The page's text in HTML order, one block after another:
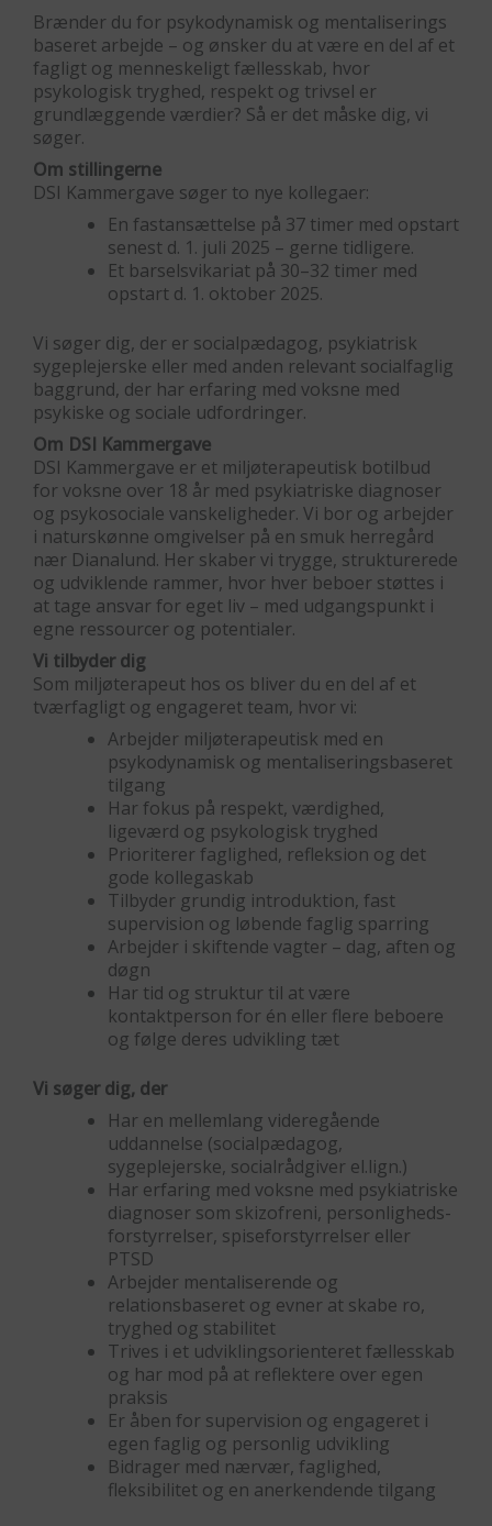
Brænder du for psykodynamisk og mentaliserings
baseret arbejde – og ønsker du at være en del af et
fagligt og menneskeligt fællesskab, hvor
psykologisk tryghed, respekt og trivsel er
grundlæggende værdier? Så er det måske dig, vi
søger.
Om stillingerne
DSI Kammergave søger to nye kollegaer:
En fastansættelse på 37 timer med opstart
senest d. 1. juli 2025 – gerne tidligere.
Et barselsvikariat på 30–32 timer med
opstart d. 1. oktober 2025.
Vi søger dig, der er socialpædagog, psykiatrisk
sygeplejerske eller med anden relevant socialfaglig
baggrund, der har erfaring med voksne med
psykiske og sociale udfordringer.
Om DSI Kammergave
DSI Kammergave er et miljøterapeutisk botilbud
for voksne over 18 år med psykiatriske diagnoser
og psykosociale vanskeligheder. Vi bor og arbejder
i naturskønne omgivelser på en smuk herregård
nær Dianalund. Her skaber vi trygge, strukturerede
og udviklende rammer, hvor hver beboer støttes i
at tage ansvar for eget liv – med udgangspunkt i
egne ressourcer og potentialer.
Vi tilbyder dig
Som miljøterapeut hos os bliver du en del af et
tværfagligt og engageret team, hvor vi:
Arbejder miljøterapeutisk med en
psykodynamisk og mentaliseringsbaseret
tilgang
Har fokus på respekt, værdighed,
ligeværd og psykologisk tryghed
Prioriterer faglighed, refleksion og det
gode kollegaskab
Tilbyder grundig introduktion, fast
supervision og løbende faglig sparring
Arbejder i skiftende vagter – dag, aften og
døgn
Har tid og struktur til at være
kontaktperson for én eller flere beboere
og følge deres udvikling tæt
Vi søger dig, der
Har en mellemlang videregående
uddannelse (socialpædagog,
sygeplejerske, socialrådgiver el.lign.)
Har erfaring med voksne med psykiatriske
diagnoser som skizofreni, personligheds-
forstyrrelser, spiseforstyrrelser eller
PTSD
Arbejder mentaliserende og
relationsbaseret og evner at skabe ro,
tryghed og stabilitet
Trives i et udviklingsorienteret fællesskab
og har mod på at reflektere over egen
praksis
Er åben for supervision og engageret i
egen faglig og personlig udvikling
Bidrager med nærvær, faglighed,
fleksibilitet og en anerkendende tilgang